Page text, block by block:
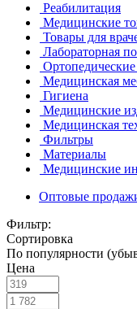
Реабилитация
Медицинские
Товары для
Лабораторная
Ортопедические
Медицинская
Гигиена
Медицинские
Медицинская
Фильтры
Материалы
Медицинские
Оптовые
Фильтр:
Сортировка
По популярности
Цена